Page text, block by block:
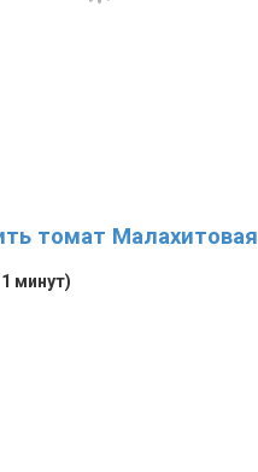
томат Малахитовая
минут)